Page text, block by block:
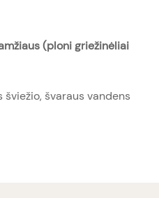
(ploni griežinėliai
šviežio, švaraus vandens